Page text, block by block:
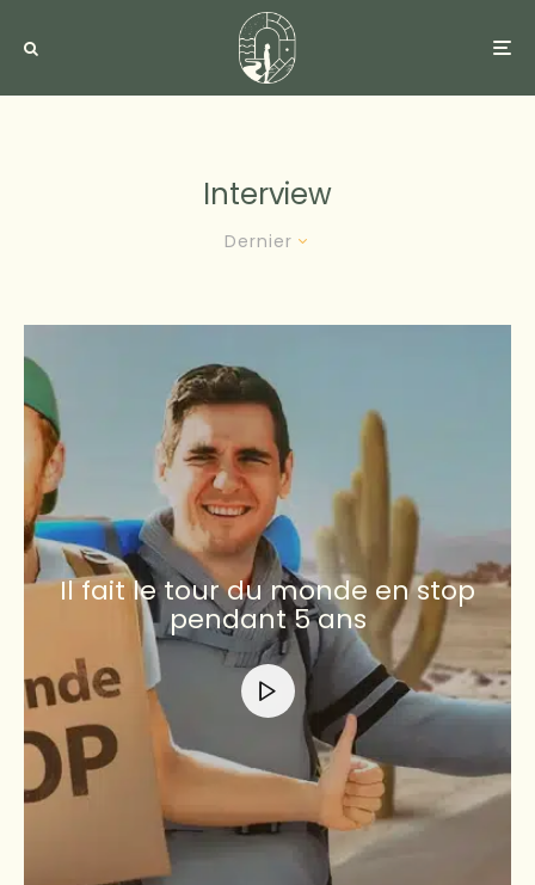
Interview
Dernier
Il fait le tour du monde en stop
pendant 5 ans